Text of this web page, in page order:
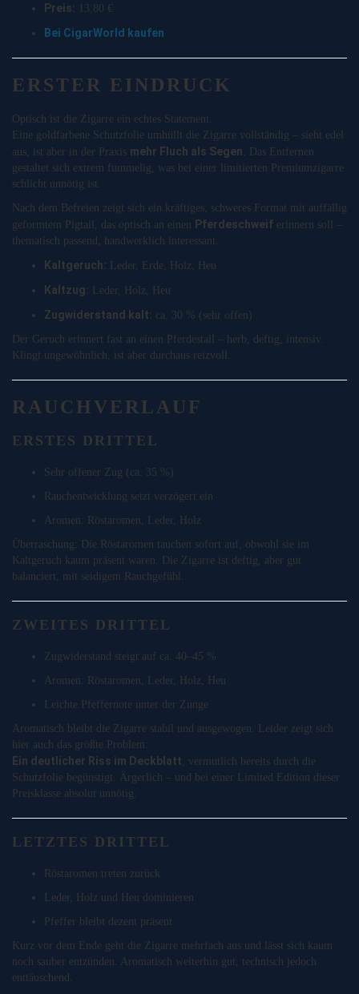
Preis: 13,80 €
Bei CigarWorld kaufen
ERSTER EINDRUCK
Optisch ist die Zigarre ein echtes Statement.
Eine goldfarbene Schutzfolie umhüllt die Zigarre vollständig – sieht edel
aus, ist aber in der Praxis mehr Fluch als Segen . Das Entfernen
gestaltet sich extrem fummelig, was bei einer limitierten Premiumzigarre
schlicht unnötig ist.
Nach dem Befreien zeigt sich ein kräftiges, schweres Format mit auffällig
geformtem Pigtail, das optisch an einen Pferdeschweif erinnern soll –
thematisch passend, handwerklich interessant.
Kaltgeruch: Leder, Erde, Holz, Heu
Kaltzug: Leder, Holz, Heu
Zugwiderstand kalt: ca. 30 % (sehr offen)
Der Geruch erinnert fast an einen Pferdestall – herb, deftig, intensiv.
Klingt ungewöhnlich, ist aber durchaus reizvoll.
RAUCHVERLAUF
ERSTES DRITTEL
Sehr offener Zug (ca. 35 %)
Rauchentwicklung setzt verzögert ein
Aromen: Röstaromen, Leder, Holz
Überraschung: Die Röstaromen tauchen sofort auf, obwohl sie im
Kaltgeruch kaum präsent waren. Die Zigarre ist deftig, aber gut
balanciert, mit seidigem Rauchgefühl.
ZWEITES DRITTEL
Zugwiderstand steigt auf ca. 40–45 %
Aromen: Röstaromen, Leder, Holz, Heu
Leichte Pfeffernote unter der Zunge
Aromatisch bleibt die Zigarre stabil und ausgewogen. Leider zeigt sich
hier auch das größte Problem:
Ein deutlicher Riss im Deckblatt , vermutlich bereits durch die
Schutzfolie begünstigt. Ärgerlich – und bei einer Limited Edition dieser
Preisklasse absolut unnötig.
LETZTES DRITTEL
Röstaromen treten zurück
Leder, Holz und Heu dominieren
Pfeffer bleibt dezent präsent
Kurz vor dem Ende geht die Zigarre mehrfach aus und lässt sich kaum
noch sauber entzünden. Aromatisch weiterhin gut, technisch jedoch
enttäuschend.